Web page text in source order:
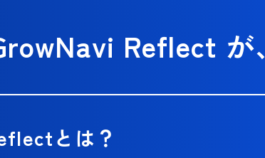
Reflect が、
とは？